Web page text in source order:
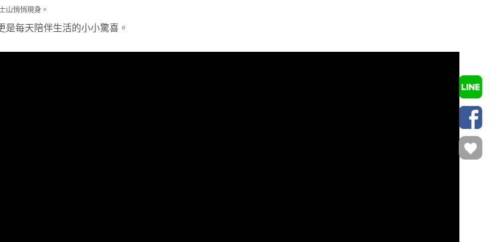
山悄悄現身。
是每天陪伴生活的小小驚喜。